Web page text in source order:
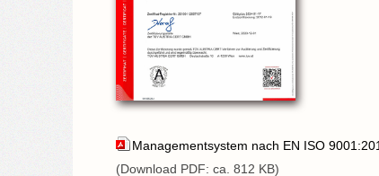
Managementsystem nach EN ISO
(Download PDF: ca. 812 KB)